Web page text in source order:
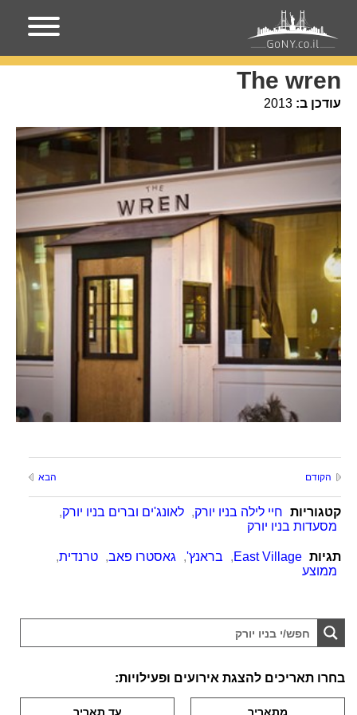
עמוד הבית מקומות בניו-יורק
The wren
עודכן ב: 2013
הקודם הבא
קטגוריות חיי לילה בניו יורק, לאונג'ים וברים בניו יורק,
מסעדות בניו יורק
תגיות East Village
, בראנץ', גאסטרו פאב, טרנדית,
ממוצע
בחרו תאריכים להצגת אירועים ופעילויות: